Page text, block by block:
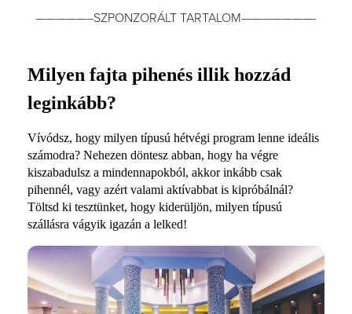
—————–SZPONZORÁLT TARTALOM———————-